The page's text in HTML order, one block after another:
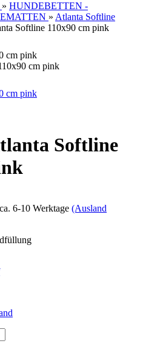
» HUNDEBETTEN -
» Atlanta Softline
Softline 110x90 cm pink
cm pink
Softline
ca. 6-10 Werktage (Ausland